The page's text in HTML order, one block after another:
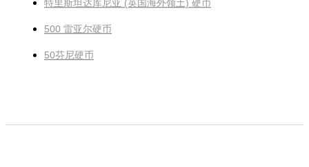
特里斯坦达库尼亚 (英国海外领土) 硬币
500 雷亚尔硬币
50芬尼硬币